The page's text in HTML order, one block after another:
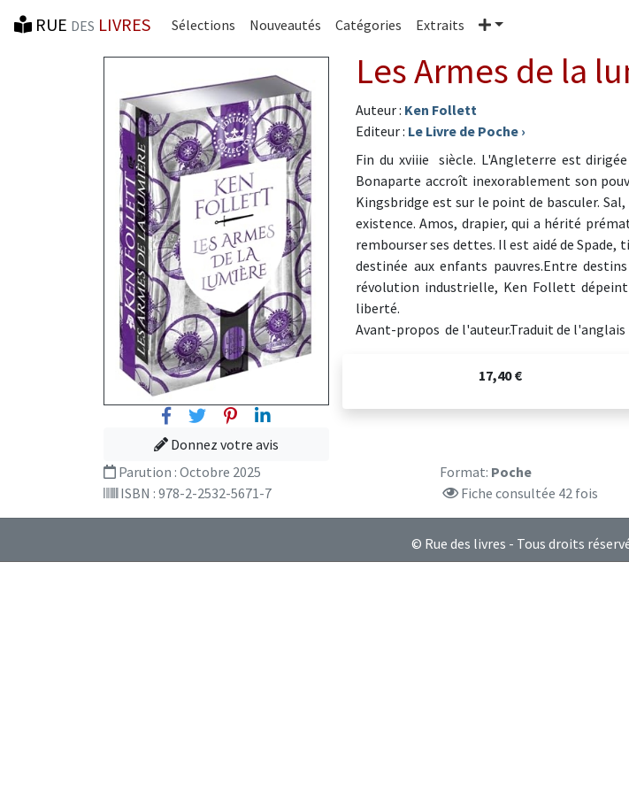
RUE DES LIVRES Sélections Nouveautés Catégories Extraits Plus
FacebookTwitterPinterest
Linkedin
Donnez votre avis
Les Armes de la
Auteur : Ken Follett
Editeur : Le Livre de Poche ›
Fin du xviiie siècle. L'Angleterre est
Bonaparte accroît inexorablement son
Kingsbridge est sur le point de basculer.
existence. Amos, drapier, qui a hérité
rembourser ses dettes. Il est aidé de Spade,
destinée aux enfants pauvres.Entre
révolution industrielle, Ken Follett
liberté.
Avant-propos de l'auteur.Traduit de l'anglais
17,40 €
Parution : Octobre 2025 Format: Poche
ISBN : 978-2-2532-5671-7
Fiche consultée 42 fois
© Rue des livres - Tous droits